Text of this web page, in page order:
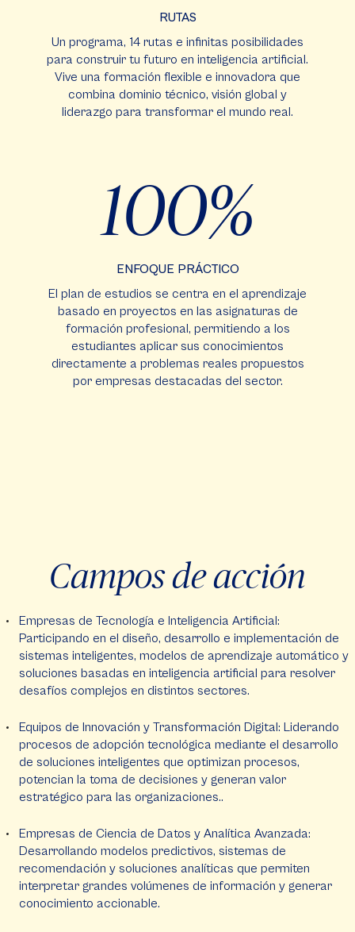
RUTAS
Un programa, 14 rutas e infinitas posibilidades
para construir tu futuro en inteligencia artificial.
Vive una formación flexible e innovadora que
combina dominio técnico, visión global y
liderazgo para transformar el mundo real.
100
ENFOQUE PRÁCTICO
El plan de estudios se centra en el aprendizaje
basado en proyectos en las asignaturas de
formación profesional, permitiendo a los
estudiantes aplicar sus conocimientos
directamente a problemas reales propuestos
por empresas destacadas del sector.
Campos de acción
Empresas de Tecnología e Inteligencia Artificial:
Participando en el diseño, desarrollo e implementación de
sistemas inteligentes, modelos de aprendizaje automático y
soluciones basadas en inteligencia artificial para resolver
desafíos complejos en distintos sectores.
Equipos de Innovación y Transformación Digital: Liderando
procesos de adopción tecnológica mediante el desarrollo
de soluciones inteligentes que optimizan procesos,
potencian la toma de decisiones y generan valor
estratégico para las organizaciones..
Empresas de Ciencia de Datos y Analítica Avanzada:
Desarrollando modelos predictivos, sistemas de
recomendación y soluciones analíticas que permiten
interpretar grandes volúmenes de información y generar
conocimiento accionable.